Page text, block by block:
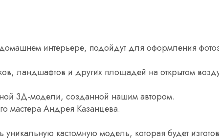
интерьере, подойдут для оформления
ландшафтов и других площадей на открытом
3Д-модели, созданной нашим автором.
мастера Андрея Казанцева.
кастомную модель, которая будет